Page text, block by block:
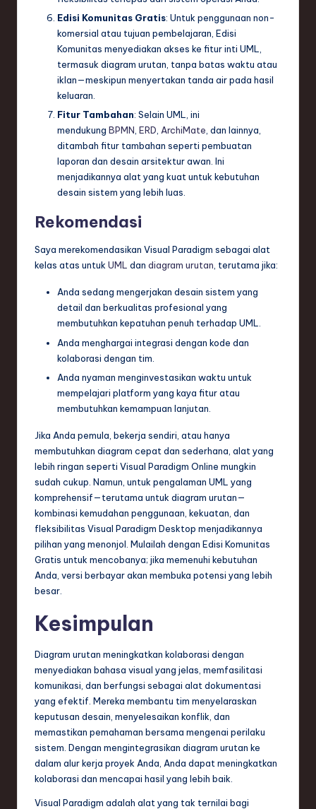
Edisi Komunitas Gratis: Untuk penggunaan non-
komersial atau tujuan pembelajaran, Edisi
Komunitas menyediakan akses ke fitur inti UML,
termasuk diagram urutan, tanpa batas waktu atau
iklan—meskipun menyertakan tanda air pada hasil
keluaran.
Fitur Tambahan: Selain UML, ini
mendukung BPMN, ERD, ArchiMate, dan lainnya,
ditambah fitur tambahan seperti pembuatan
laporan dan desain arsitektur awan. Ini
menjadikannya alat yang kuat untuk kebutuhan
desain sistem yang lebih luas.
Rekomendasi
Saya merekomendasikan Visual Paradigm sebagai alat
kelas atas untuk UML dan diagram urutan, terutama jika:
Anda sedang mengerjakan desain sistem yang
detail dan berkualitas profesional yang
membutuhkan kepatuhan penuh terhadap UML.
Anda menghargai integrasi dengan kode dan
kolaborasi dengan tim.
Anda nyaman menginvestasikan waktu untuk
mempelajari platform yang kaya fitur atau
membutuhkan kemampuan lanjutan.
Jika Anda pemula, bekerja sendiri, atau hanya
membutuhkan diagram cepat dan sederhana, alat yang
lebih ringan seperti Visual Paradigm Online mungkin
sudah cukup. Namun, untuk pengalaman UML yang
komprehensif—terutama untuk diagram urutan—
kombinasi kemudahan penggunaan, kekuatan, dan
fleksibilitas Visual Paradigm Desktop menjadikannya
pilihan yang menonjol. Mulailah dengan Edisi Komunitas
Gratis untuk mencobanya; jika memenuhi kebutuhan
Anda, versi berbayar akan membuka potensi yang lebih
besar.
Kesimpulan
Diagram urutan meningkatkan kolaborasi dengan
menyediakan bahasa visual yang jelas, memfasilitasi
komunikasi, dan berfungsi sebagai alat dokumentasi
yang efektif. Mereka membantu tim menyelaraskan
keputusan desain, menyelesaikan konflik, dan
memastikan pemahaman bersama mengenai perilaku
sistem. Dengan mengintegrasikan diagram urutan ke
dalam alur kerja proyek Anda, Anda dapat meningkatkan
kolaborasi dan mencapai hasil yang lebih baik.
Visual Paradigm adalah alat yang tak ternilai bagi